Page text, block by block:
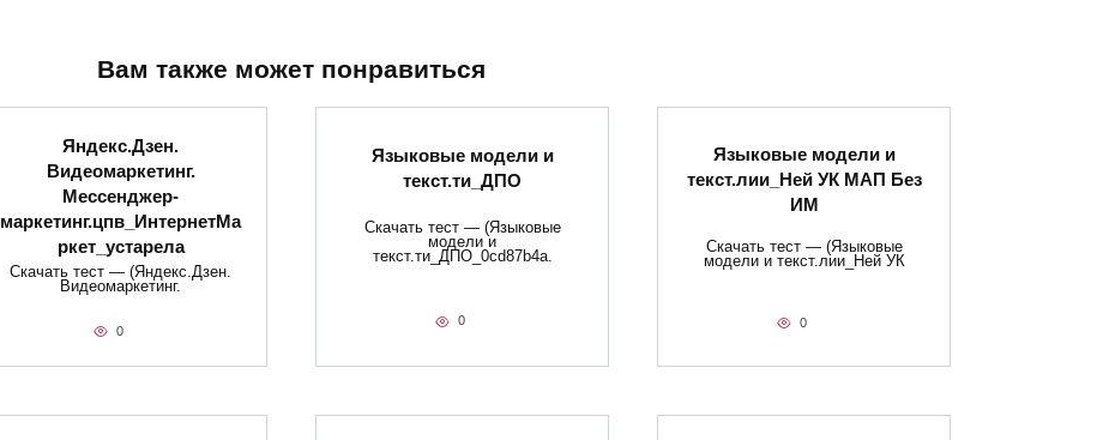
Вам также может понравиться
Яндекс.Дзен.
Видеомаркетинг.
Мессенджер-
маркетинг.цпв_ИнтернетМа
ркет_устарела
Скачать тест — (Яндекс.Дзен.
Видеомаркетинг.
0
Языковые модели и
текст.ти_ДПО
Скачать тест — (Языковые
модели и
текст.ти_ДПО_0cd87b4a.
0
Языковые модели и
текст.лии_Ней УК МАП Без
ИМ
Скачать тест — (Языковые
модели и текст.лии_Ней УК
0